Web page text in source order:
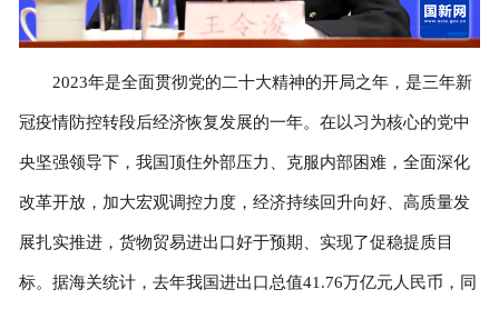
2023年是全面贯彻党的二十大精神的开局之年，是三年新
冠疫情防控转段后经济恢复发展的一年。在以习为核心的党中
央坚强领导下，我国顶住外部压力、克服内部困难，全面深化
改革开放，加大宏观调控力度，经济持续回升向好、高质量发
展扎实推进，货物贸易进出口好于预期、实现了促稳提质目
标。据海关统计，去年我国进出口总值41.76万亿元人民币，同